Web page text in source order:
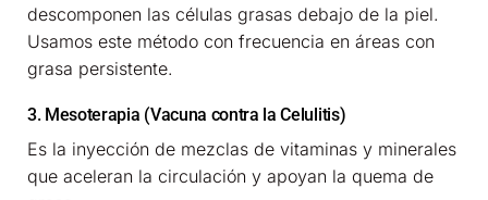
descomponen las células grasas debajo de la piel.
Usamos este método con frecuencia en áreas con
grasa persistente.
3. Mesoterapia (Vacuna contra la Celulitis)
Es la inyección de mezclas de vitaminas y minerales
que aceleran la circulación y apoyan la quema de